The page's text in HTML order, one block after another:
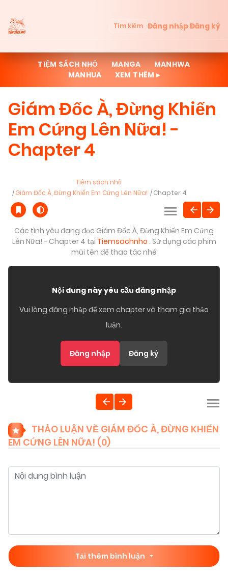
Tìm kiếm Đăng nhậpĐăng ký
TIỆM SÁCH NHỎ MANGA
MANHWA
MANHUA
XEM THÊM ▸
Giám Đốc À, Đừng Khiến
Em Cứng Lên Nữa! -
Chapter 4
Tiệm sách nhỏ
Giám Đốc À, Đừng Khiến Em Cứng Lên Nữa!
Chapter 4
Các tình yêu đang đọc Giám Đốc À, Đừng Khiến Em Cứng
Lên Nữa! - Chapter 4 tại Tiemsachnho . Sử dụng các phim
mũi tên để thao tác nhé
Nội dung này yêu cầu đăng nhập
Vui lòng đăng nhập để xem chapter và tham gia thảo
luận.
Đăng nhập Đăng ký
THẢO LUẬN VỀ GIÁM ĐỐC À, ĐỪNG KHIẾN
EM CỨNG LÊN NỮA! (0)
Tải thêm bình luận